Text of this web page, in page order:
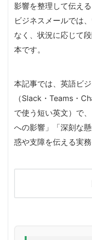
影響を整理して伝える
ビジネスメールでは
なく、状況に応じて
本です。
本記事では、英語ビ
（Slack・Teams・
で使う短い英文）で
への影響」「深刻な
惑や支障を伝える実